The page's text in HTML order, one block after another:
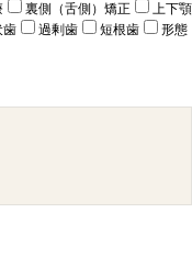
裏側（舌側）矯正
上下顎
歯 過剰歯 短根歯
形態